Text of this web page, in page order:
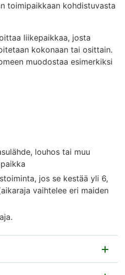
toimipaikkaan kohdistuvasta
liikepaikkaa, josta
kokonaan tai osittain.
muodostaa esimerkiksi
louhos tai muu
jos se kestää yli 6,
vaihtelee eri maiden